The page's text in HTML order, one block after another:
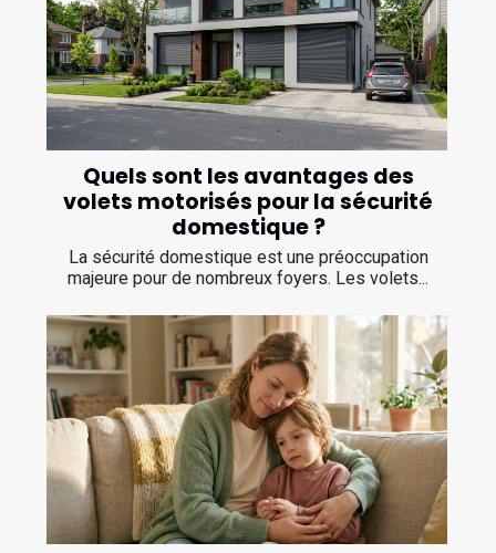
Quels sont les avantages des
volets motorisés pour la sécurité
domestique ?
La sécurité domestique est une préoccupation
majeure pour de nombreux foyers. Les volets...